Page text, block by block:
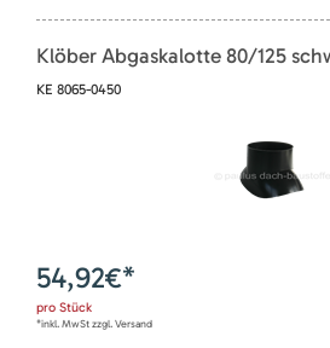
Klöber Abgaskalotte 80/125
KE 8065-0450
54,92€*
pro Stück
*inkl. MwSt zzgl. Versand